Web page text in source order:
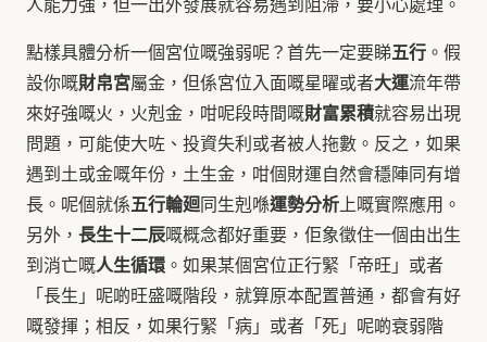
點樣具體分析一個宮位嘅強弱呢？首先一定要睇五行 。假
設你嘅財帛宮屬金，但係宮位入面嘅星曜或者大運流年帶
來好強嘅火，火剋金，咁呢段時間嘅財富累積就容易出現
問題，可能使大咗、投資失利或者被人拖數。反之，如果
遇到土或金嘅年份，土生金，咁個財運自然會穩陣同有增
長。呢個就係五行輪廻同生剋喺運勢分析 上嘅實際應用。
另外， 長生十二辰嘅概念都好重要，佢象徵住一個由出生
到消亡嘅人生循環 。如果某個宮位正行緊「帝旺」或者
「長生」呢啲旺盛嘅階段，就算原本配置普通，都會有好
嘅發揮；相反，如果行緊「病」或者「死」呢啲衰弱階